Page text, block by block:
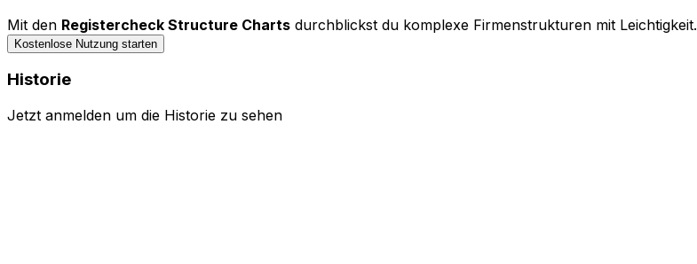
Mit den Registercheck Structure Charts durchblickst du komplexe Firmenstrukturen mit Leichtigkeit.
Kostenlose Nutzung starten
Historie
Jetzt anmelden um die Historie zu sehen